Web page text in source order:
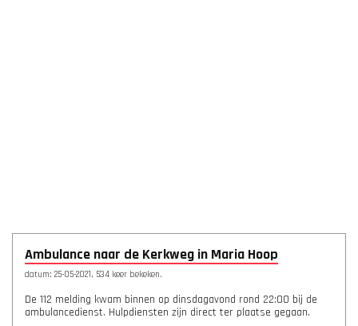
Ambulance naar de Kerkweg in Maria Hoop
datum: 25-05-2021, 534 keer bekeken.
De 112 melding kwam binnen op dinsdagavond rond 22:00 bij de
ambulancedienst. Hulpdiensten zijn direct ter plaatse gegaan.